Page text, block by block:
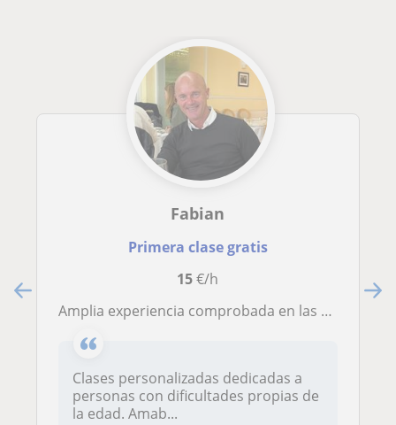
Fabian
Primera clase gratis
15€/h
Amplia experiencia comprobada en las deficiencias de las personas mayores
Clases personalizadas dedicadas a
personas con dificultades propias de
la edad. Amab...